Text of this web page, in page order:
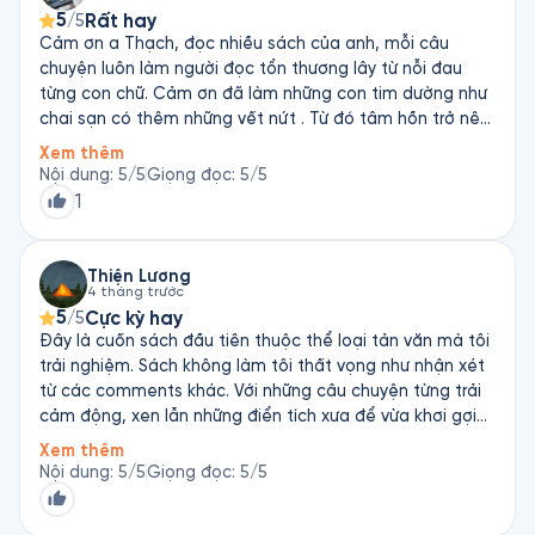
chuyện này làm ví dụ cho bản thân trong khi rõ ràng
nhân vật chính và người cũ lúc chia tay đã ko còn tình
cảm, rất là khác nhau). Mình nghĩ cuốn sách này nên để
vào mục 18+, ko phải vì những yếu tố tình dục của sách
mà là vì những câu chuyện và quan điểm độc hại của nó
5/5 Rất hay
Cảm ơn a Thạch, đọc nhiều sách của anh, mỗi câu
chuyện luôn làm người đọc tổn thương lây từ nỗi đau
từng con chữ. Cảm ơn đã làm những con tim dường như
chai sạn có thêm những vết nứt . Từ đó tâm hồn trở nên
không còn yếu mềm vì ngại yêu thêm. Cảm ơn anh đã
đứng về chúng tôi, những kẻ mắc kẹt giữa nhiều thế giới.
Xem thêm
Nội dung: 5/5Giọng đọc: 5/5
1
Thiện Lương
4 tháng trước
5/5Cực kỳ hay
Đây là cuốn sách đầu tiên thuộc thể loại tản văn mà tôi
trải nghiệm. Sách không làm tôi thất vọng như nhận xét
từ các comments khác. Với những câu chuyện từng trải
cảm động, xen lẫn những điển tích xưa để vừa khơi gợi
cảm xúc, vừa truyền tải những tầng nghĩa triết lý và nhân
sinh quan sâu sắc về cuộc sống, tình yêu, nỗi đau, và sự
cô đơn… Giọng văn sâu lắng, trải đời, mang tính tâm sự,
kết hợp cùng giọng đọc có hồn, truyền cảm, và nhạc
Xem thêm
Nội dung: 5/5Giọng đọc: 5/5